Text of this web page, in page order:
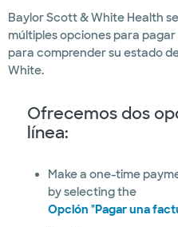
Baylor Scott & White Health
múltiples opciones para
para comprender su estado
White.
Ofrecemos dos
línea:
Make a one-time
by selecting the
Opción "Pagar una